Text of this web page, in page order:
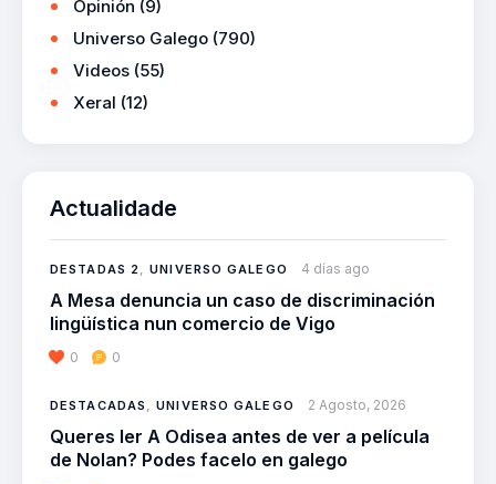
Opinión (9)
Universo Galego (790)
Videos (55)
Xeral (12)
Actualidade
DESTADAS 2,UNIVERSO GALEGO 4 días ago
A Mesa denuncia un caso de discriminación
lingüística nun comercio de Vigo
0 0
DESTACADAS ,UNIVERSO GALEGO 2 Agosto, 2026
Queres ler A Odisea antes de ver a película
de Nolan? Podes facelo en galego